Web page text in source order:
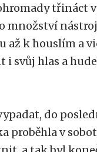
třináct
množství
až k houslím a
i svůj hlas a
do
proběhla v